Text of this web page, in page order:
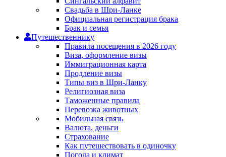
Свадьба в Шри-Ланке
Официальная регистрация брака
Брак и семья
Путешественнику
Правила посещения в 2026 году
Виза, оформление визы
Иммиграционная карта
Продление визы
Типы виз в Шри-Ланку
Религиозная виза
Таможенные правила
Перевозка животных
Мобильная связь
Валюта, деньги
Страхование
Как путешествовать в одиночку
Погода и климат